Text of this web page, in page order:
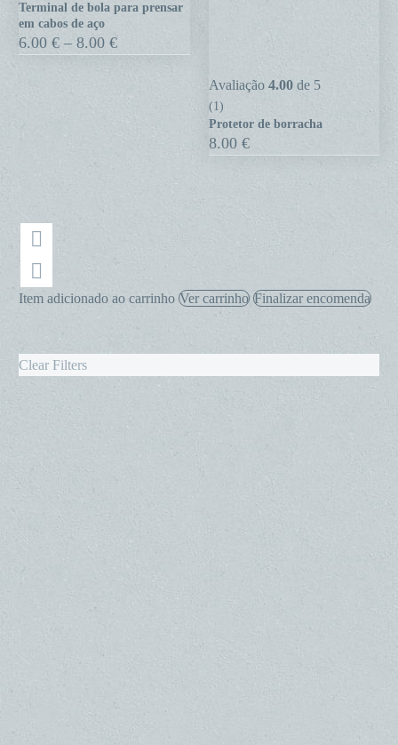
bola
para
prensar
Terminal de bola para prensar
em cabos de aço
6.00 € – 8.00 €Price
range:
Protetor
de
borracha
Avaliação 4.00de 5
(1)
Protetor de borracha
8.00 €
Item adicionado ao carrinho Ver carrinho Finalizar encomenda
Clear Filters